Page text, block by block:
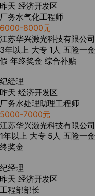
昨天 经济开发区
厂务水气化工程师
6000-8000元
江苏华兴激光科技有限公司
3年以上 大专 1人 五险一金
假 年终奖金 综合补贴
纪经理
昨天 经济开发区
厂务水处理助理工程师
5000-7000元
江苏华兴激光科技有限公司
1年以上 大专 5人 五险一金
终奖金
纪经理
昨天 经济开发区
工程部部长